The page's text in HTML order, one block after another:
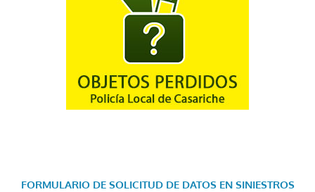
FORMULARIO DE SOLICITUD DE DATOS EN SINIESTROS